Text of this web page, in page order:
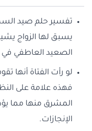
تفسير حلم صيد
يسبق لها الزواج
الصعيد العاطفي في
لو رأت الفتاة أنها
فهذه علامة على
المشرق منها مما
الإنجازات.